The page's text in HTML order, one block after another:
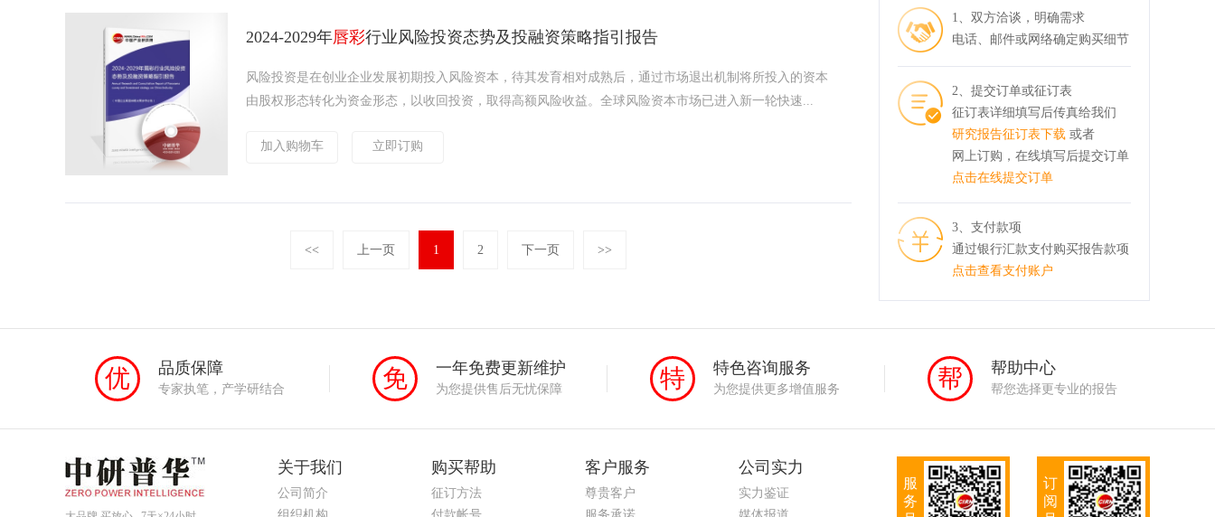
2024-2029年唇彩行业风险投资态势及投融资策略指引报告
风险投资是在创业企业发展初期投入风险资本，待其发育相对成熟后，通过市场退出机制将所投入的资本
由股权形态转化为资金形态，以收回投资，取得高额风险收益。全球风险资本市场已进入新一轮快速...
加入购物车 立即订购
<< 上一页 1 2 下一页 >>
1、双方洽谈，明确需求
电话、邮件或网络确定购买细节
2、提交订单或征订表
征订表详细填写后传真给我们
研究报告征订表下载 或者
网上订购，在线填写后提交订单
点击在线提交订单
3、支付款项
通过银行汇款支付购买报告款项
点击查看支付账户
优 品质保障
专家执笔，产学研结合 免 一年免费更新维护
为您提供售后无忧保障 特 特色咨询服务
为您提供更多增值服务 帮 帮助中心
帮您选择更专业的报告
关于我们
公司简介
购买帮助
征订方法
客户服务
尊贵客户
公司实力
实力鉴证
服
务
订
阅